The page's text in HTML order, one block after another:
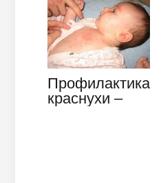
Профилактика
краснухи –